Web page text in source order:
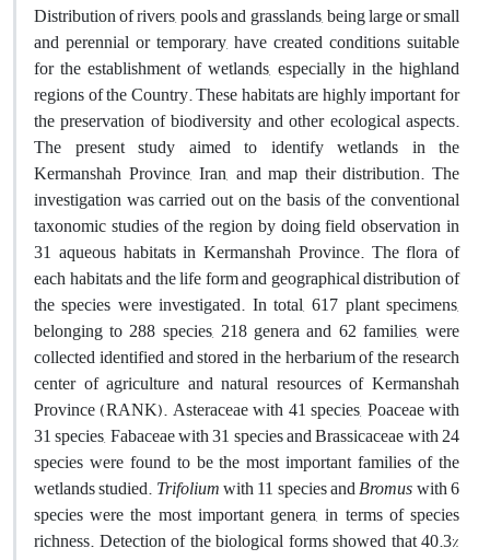
Distribution of rivers, pools and grasslands, being large or small
and perennial or temporary, have created conditions suitable
for the establishment of wetlands, especially in the highland
regions of the Country. These habitats are highly important for
the preservation of biodiversity and other ecological aspects.
The present study aimed to identify wetlands in the
Kermanshah Province, Iran, and map their distribution. The
investigation was carried out on the basis of the conventional
taxonomic studies of the region by doing field observation in
31 aqueous habitats in Kermanshah Province. The flora of
each habitats and the life form and geographical distribution of
the species were investigated. In total, 617 plant specimens,
belonging to 288 species, 218 genera and 62 families, were
collected identified and stored in the herbarium of the research
center of agriculture and natural resources of Kermanshah
Province (RANK). Asteraceae with 41 species, Poaceae with
31 species, Fabaceae with 31 species and Brassicaceae with 24
species were found to be the most important families of the
wetlands studied.Trifoliumwith 11 species andBromuswith 6
species were the most important genera, in terms of species
richness. Detection of the biological forms showed that 40.3%